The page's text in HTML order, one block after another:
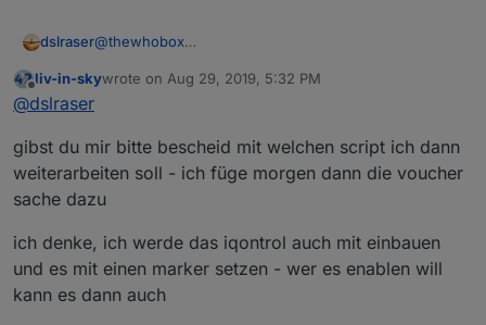
dslraser@thewhobox
Ich freue mich das Du hier bist
Offline
liv-in-skywrote on Aug 29, 2019, 5:32 PM
last edited by
@dslraser
gibst du mir bitte bescheid mit welchen script ich dann
weiterarbeiten soll - ich füge morgen dann die voucher
sache dazu
ich denke, ich werde das iqontrol auch mit einbauen
und es mit einen marker setzen - wer es enablen will
kann es dann auch